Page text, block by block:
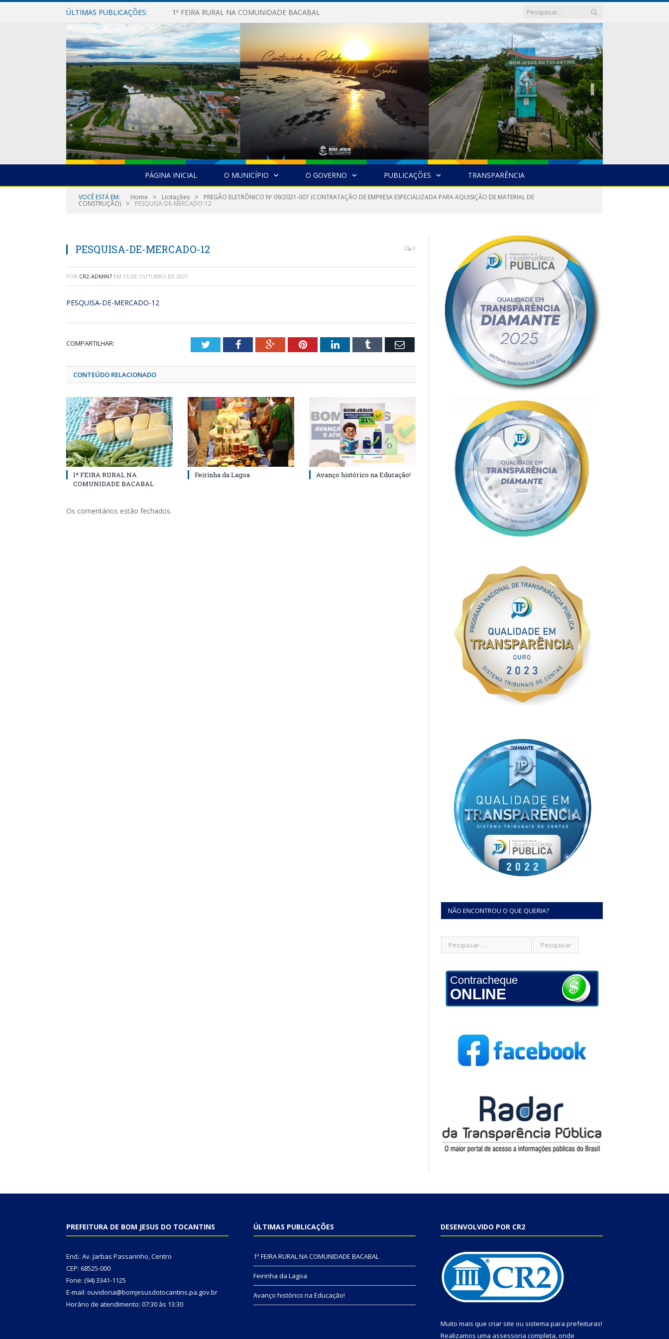
ÚLTIMAS PUBLICAÇÕES: 1ª FEIRA RURAL NA COMUNIDADE BACABAL
PÁGINA INICIAL O MUNICÍPIO O GOVERNO PUBLICAÇÕES TRANSPARÊNCIA
VOCÊ ESTÁ EM: Home » Licitações » PREGÃO ELETRÔNICO Nº 09/2021-007 (CONTRATAÇÃO DE EMPRESA ESPECIALIZADA PARA AQUISIÇÃO DE MATERIAL DE
CONSTRUÇÃO) » PESQUISA-DE-MERCADO-12
PESQUISA-DE-MERCADO-12 0
POR CR2-ADMIN7 EM 13 DE OUTUBRO DE 2021
PESQUISA-DE-MERCADO-12
COMPARTILHAR: TwitterFacebookGoogle+PinterestLinkedInTumblr Email
CONTEÚDO RELACIONADO
1ª FEIRA RURAL NA
COMUNIDADE BACABAL
Feirinha da Lagoa Avanço histórico na Educação!
Os comentários estão fechados.
NÃO ENCONTROU O QUE QUERIA?
Contracheque
ONLINE
PREFEITURA DE BOM JESUS DO TOCANTINS
End.: Av. Jarbas Passarinho, Centro
CEP: 68525-000
Fone: (94) 3341-1125
E-mail: ouvidoria@bomjesusdotocantins.pa.gov.br
Horário de atendimento: 07:30 às 13:30
ÚLTIMAS PUBLICAÇÕES
1ª FEIRA RURAL NA COMUNIDADE BACABAL
Feirinha da Lagoa
Avanço histórico na Educação!
DESENVOLVIDO POR CR2
Muito mais que criar site ou sistema para prefeituras!
Realizamos uma assessoria completa, onde